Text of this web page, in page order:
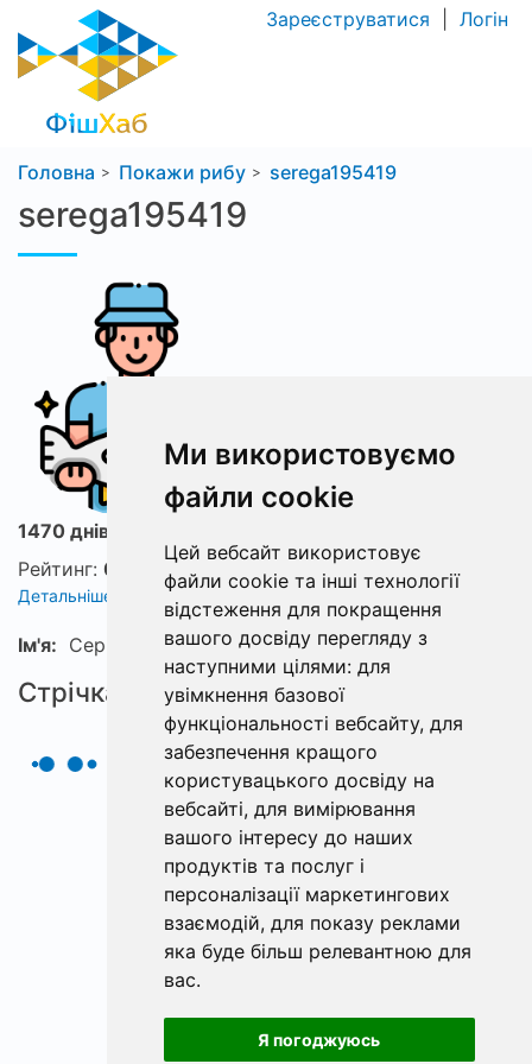
Ми використовуємо
файли cookie
Цей вебсайт використовує
файли cookie та інші технології
відстеження для покращення
вашого досвіду перегляду з
наступними цілями: для
увімкнення базової
функціональності вебсайту, для
забезпечення кращого
користувацького досвіду на
вебсайті, для вимірювання
вашого інтересу до наших
продуктів та послуг і
персоналізації маркетингових
взаємодій, для показу реклами
яка буде більш релевантною для
вас.
Я погоджуюсь
Зареєструватися Логін
Головна Покажи рибу serega195419
serega195419
1470 днів з ФішХаб
Рейтинг: 0
Детальніше про рейтинг
Ім'я: Сергiй
Стрічка